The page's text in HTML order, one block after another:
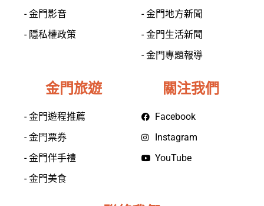
- 金門影音
- 隱私權政策
- 金門地方新聞
- 金門生活新聞
- 金門專題報導
金門旅遊
- 金門遊程推薦
- 金門票券
- 金門伴手禮
- 金門美食
關注我們
Facebook
Instagram
YouTube